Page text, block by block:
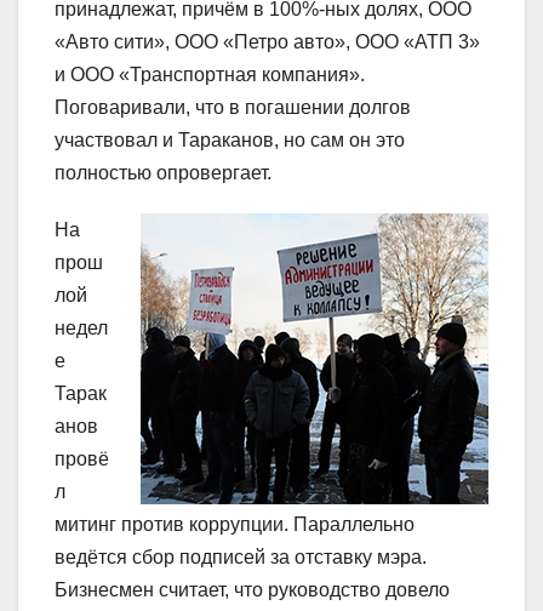
принадлежат, причём в 100%-ных долях, ООО
«Авто сити», ООО «Петро авто», ООО «АТП 3»
и ООО «Транспортная компания».
Поговаривали, что в погашении долгов
участвовал и Тараканов, но сам он это
полностью опровергает.
На
прош
лой
недел
е
Тарак
анов
провё
л
митинг против коррупции. Параллельно
ведётся сбор подписей за отставку мэра.
Бизнесмен считает, что руководство довело